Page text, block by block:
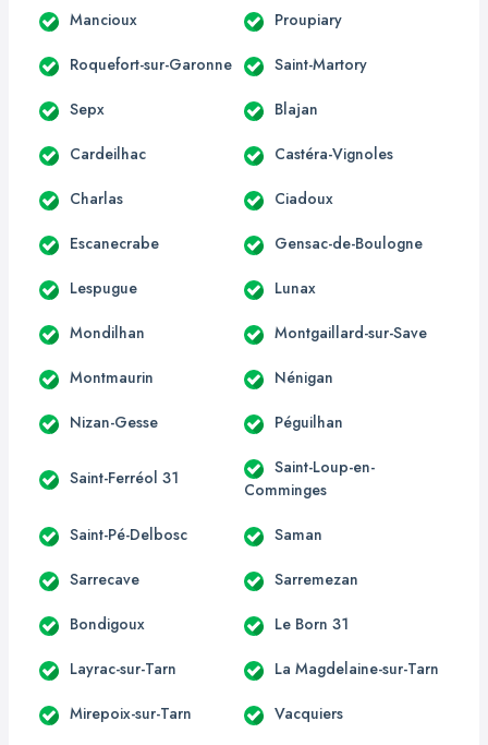
Mancioux Proupiary
Roquefort-sur-Garonne Saint-Martory
Sepx Blajan
Cardeilhac Castéra-Vignoles
Charlas Ciadoux
Escanecrabe Gensac-de-Boulogne
Lespugue Lunax
Mondilhan Montgaillard-sur-Save
Montmaurin Nénigan
Nizan-Gesse Péguilhan
Saint-Ferréol 31
Saint-Loup-en-
Comminges
Saint-Pé-Delbosc Saman
Sarrecave Sarremezan
Bondigoux Le Born 31
Layrac-sur-Tarn La Magdelaine-sur-Tarn
Mirepoix-sur-Tarn Vacquiers